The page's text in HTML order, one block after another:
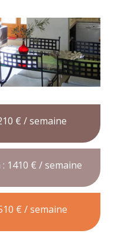
€ / semaine
1410 € / semaine
€ / semaine